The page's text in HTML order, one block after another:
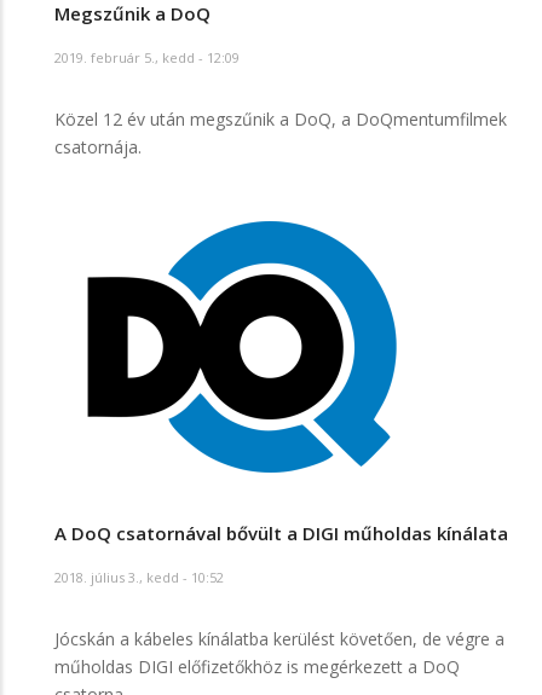
Megszűnik a DoQ
2019. február 5., kedd - 12:09
Közel 12 év után megszűnik a DoQ, a DoQmentumfilmek
csatornája.
A DoQ csatornával bővült a DIGI műholdas kínálata
2018. július 3., kedd - 10:52
Jócskán a kábeles kínálatba kerülést követően, de végre a
műholdas DIGI előfizetőkhöz is megérkezett a DoQ